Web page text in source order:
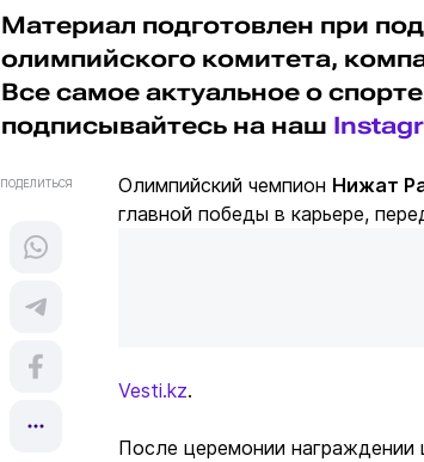
Материал подготовлен при
олимпийского комитета,
Все самое актуальное о
подписывайтесь на наш
ПОДЕЛИТЬСЯ Олимпийский чемпион Нижат
главной победы в карьере,
Vesti.kz.
После церемонии награждении